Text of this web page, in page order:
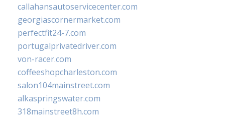
callahansautoservicecenter.com
georgiascornermarket.com
perfectfit24-7.com
portugalprivatedriver.com
von-racer.com
coffeeshopcharleston.com
salon104mainstreet.com
alkaspringswater.com
318mainstreet8h.com